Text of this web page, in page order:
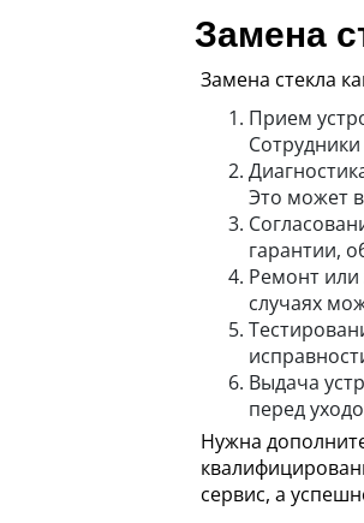
Замена
Замена стекла
Прием
Это может
гарантии,
Ремонт или
случаях
Выдача
перед
Нужна
сервис, а